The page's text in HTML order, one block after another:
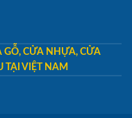
GỖ, CỬA NHỰA, CỬA
TẠI VIỆT NAM